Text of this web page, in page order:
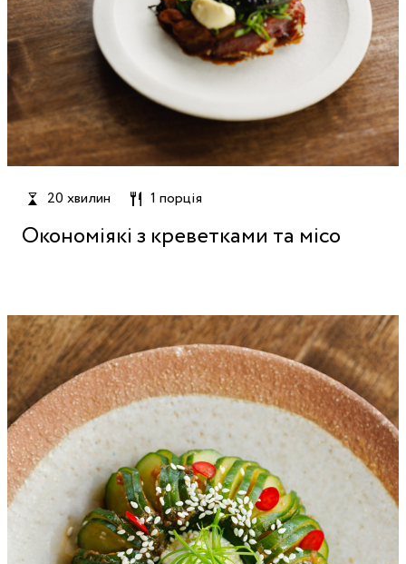
20 хвилин 1 порція
Окономіякі з креветками та місо